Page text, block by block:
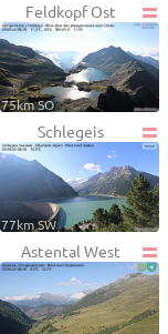
Feldkopf Ost
75km SO
Schlegeis
77km SW
Astental West